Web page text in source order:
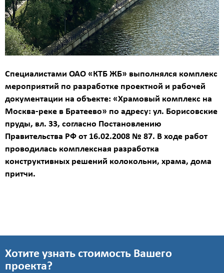
Специалистами ОАО «КТБ ЖБ» выполнялся комплекс
мероприятий по разработке проектной и рабочей
документации на объекте: «Храмовый комплекс на
Москва-реке в Братеево» по адресу: ул. Борисовские
пруды, вл. 33, согласно Постановлению
Правительства РФ от 16.02.2008 № 87. В ходе работ
проводилась комплексная разработка
конструктивных решений колокольни, храма, дома
притчи.
Хотите узнать стоимость Вашего
проекта?
работ
0
р
Стоимость
с